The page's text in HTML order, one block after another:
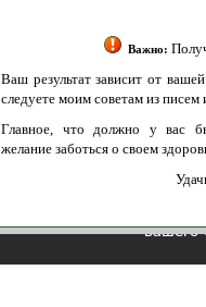
Важно:Получение
зависит от вашей
моим советам из писем и книг.
что должно у вас быть -
о своем здоровье.
Удачи!
обработка
с нашей
вашего